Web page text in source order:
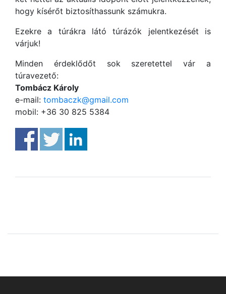
hogy kísérőt biztosíthassunk számukra.
Ezekre a túrákra látó túrázók jelentkezését is
várjuk!
Minden érdeklődőt sok szeretettel vár a
túravezető:
Tombácz Károly
e-mail: tombaczk@gmail.com
mobil: +36 30 825 5384